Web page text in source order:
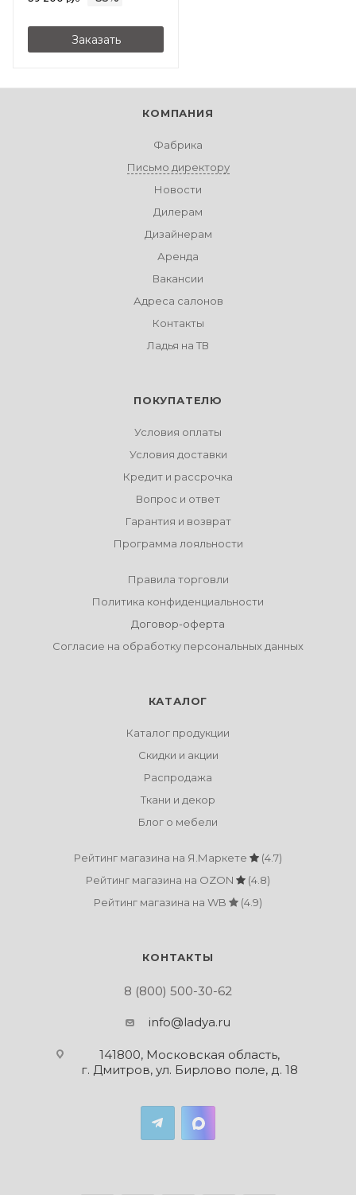
Заказать
КОМПАНИЯ
Фабрика
Письмо директору
Новости
Дилерам
Дизайнерам
Аренда
Вакансии
Адреса салонов
Контакты
Ладья на ТВ
ПОКУПАТЕЛЮ
Условия оплаты
Условия доставки
Кредит и рассрочка
Вопрос и ответ
Гарантия и возврат
Программа лояльности
Правила торговли
Политика конфиденциальности
Договор-оферта
Согласие на обработку персональных данных
КАТАЛОГ
Каталог продукции
Скидки и акции
Распродажа
Ткани и декор
Блог о мебели
Рейтинг магазина на Я.Маркете
(4.7)
Рейтинг магазина на OZON
(4.8)
Рейтинг магазина на WB
(4.9)
КОНТАКТЫ
8 (800) 500-30-62
info@ladya.ru
141800, Московская область,
г. Дмитров, ул. Бирлово поле, д. 18